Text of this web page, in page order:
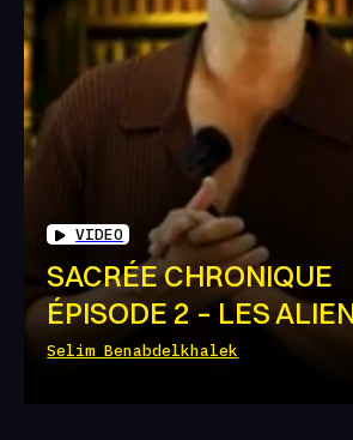
VIDEO
SACRÉE CHRONIQUE
ÉPISODE 2 – LES
Selim Benabdelkhalek